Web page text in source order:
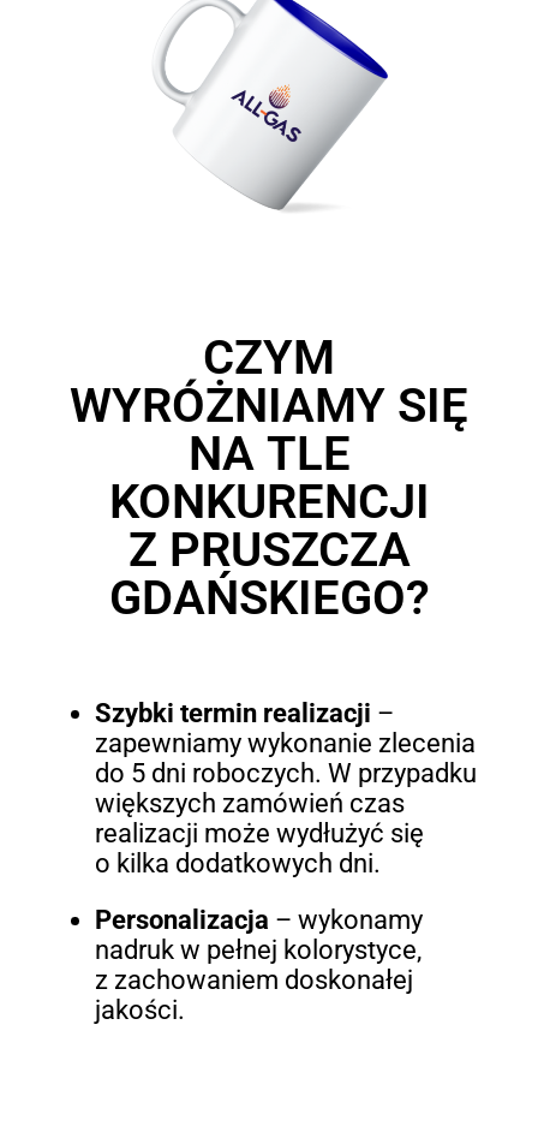
CZYM
WYRÓŻNIAMY SIĘ
NA TLE
KONKURENCJI
Z PRUSZCZA
GDAŃSKIEGO?
Szybki termin realizacji –
zapewniamy wykonanie zlecenia
do 5 dni roboczych. W przypadku
większych zamówień czas
realizacji może wydłużyć się
o kilka dodatkowych dni.
Personalizacja – wykonamy
nadruk w pełnej kolorystyce,
z zachowaniem doskonałej
jakości.